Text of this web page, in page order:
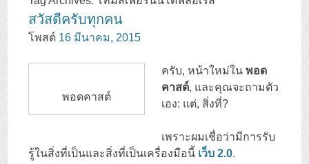
ไปสวัสดีครับทุกคน
โพสต์ 16 มีนาคม, 2015
พอดคาสต์
ครับ, หน้าใหม่ในพอด
คาสต์, และคุณจะถามตัว
เอง: แต่, สิ่งที่?
เพราะผมเชื่อว่ามีการรับ
รู้ในสิ่งที่เป็นและสิ่งที่เป็นเครื่องมือนี้ เว็บ 2.0.